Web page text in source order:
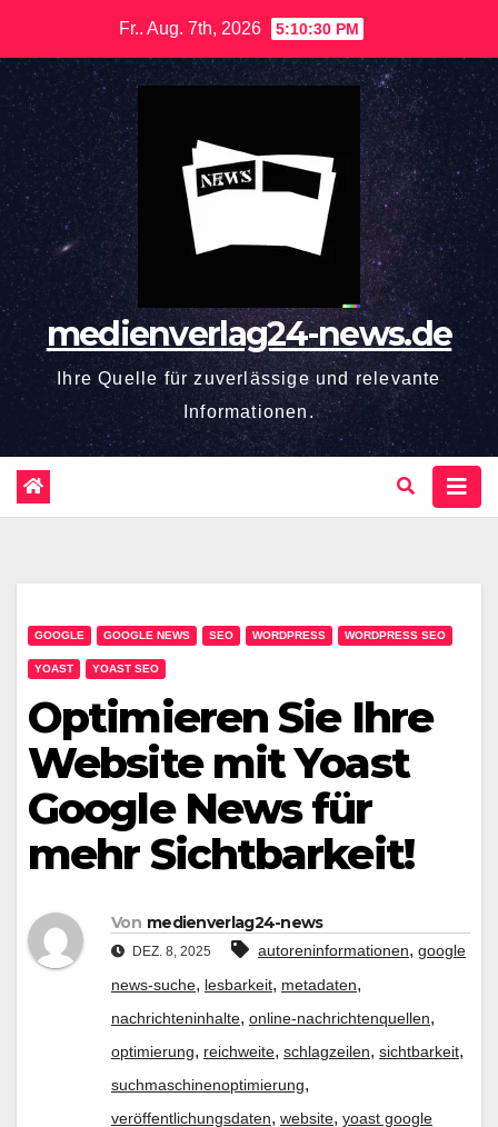
springen
Fr.. Aug. 7th, 2026 5:10:31 PM
medienverlag24-news.de
Ihre Quelle für zuverlässige und relevante
Informationen.
GOOGLE GOOGLE NEWS SEO WORDPRESS WORDPRESS SEO
YOAST YOAST SEO
Optimieren Sie Ihre
Website mit Yoast
Google News für
mehr Sichtbarkeit!
Von medienverlag24-news
DEZ. 8, 2025 autoreninformationen, google
news-suche, lesbarkeit, metadaten,
nachrichteninhalte, online-nachrichtenquellen,
optimierung, reichweite, schlagzeilen, sichtbarkeit,
suchmaschinenoptimierung,
veröffentlichungsdaten, website, yoast google